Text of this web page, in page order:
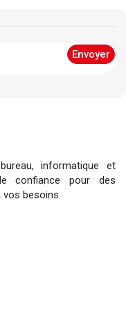
informatique et
confiance pour des
besoins.